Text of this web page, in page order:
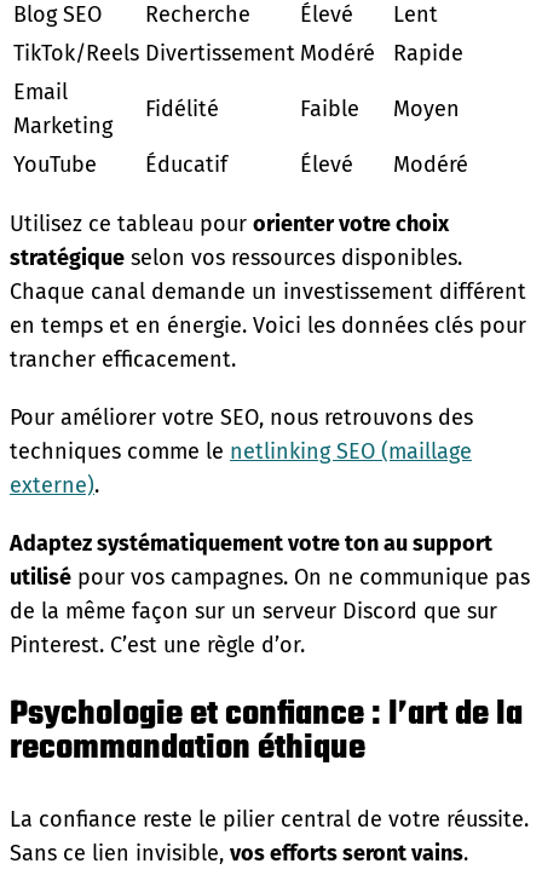
Blog SEO
Recherche Élevé
Lent
TikTok/Reels Divertissement Modéré
Rapide
Email
Marketing
Fidélité Faible Moyen
YouTube Éducatif Élevé Modéré
Utilisez ce tableau pour orienter votre choix
stratégique selon vos ressources disponibles.
Chaque canal demande un investissement différent
en temps et en énergie. Voici les données clés pour
trancher efficacement.
Pour améliorer votre SEO, nous retrouvons des
techniques comme le netlinking SEO (maillage
externe).
Adaptez systématiquement votre ton au support
utilisé pour vos campagnes. On ne communique pas
de la même façon sur un serveur Discord que sur
Pinterest. C’est une règle d’or.
Psychologie et confiance : l’art de la
recommandation éthique
La confiance reste le pilier central de votre réussite.
Sans ce lien invisible, vos efforts seront vains.